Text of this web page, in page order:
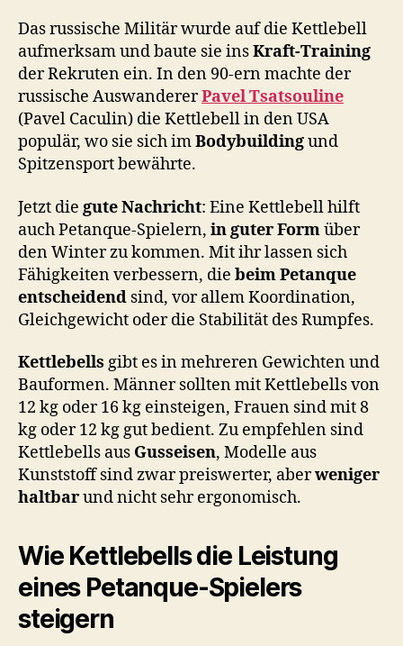
Das russische Militär wurde auf die Kettlebell
aufmerksam und baute sie insKraft-Training
der Rekruten ein. In den 90-ern machte der
russische AuswandererPavel Tsatsouline
(Pavel Caculin) die Kettlebell in den USA
populär, wo sie sich imBodybuildingund
Spitzensport bewährte.
Jetzt die gute Nachricht: Eine Kettlebell hilft
auch Petanque-Spielern, in guter Formüber
den Winter zu kommen. Mit ihr lassen sich
Fähigkeiten verbessern, die beim Petanque
entscheidend sind, vor allem Koordination,
Gleichgewicht oder die Stabilität des Rumpfes.
Kettlebells gibt es in mehreren Gewichten und
Bauformen. Männer sollten mit Kettlebells von
12 kg oder 16 kg einsteigen, Frauen sind mit 8
kg oder 12 kg gut bedient. Zu empfehlen sind
Kettlebells aus Gusseisen, Modelle aus
Kunststoff sind zwar preiswerter, aberweniger
haltbarund nicht sehr ergonomisch.
Wie Kettlebells die Leistung
eines Petanque-Spielers
steigern